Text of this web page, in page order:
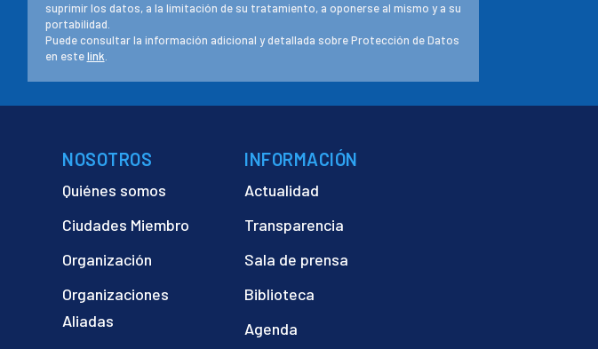
suprimir los datos, a la limitación de su tratamiento, a oponerse al mismo y a su
portabilidad.
Puede consultar la información adicional y detallada sobre Protección de Datos
en estelink
NOSOTROS
Quiénes somos
Ciudades Miembro
Organización
Organizaciones
Aliadas
INFORMACIÓN
Actualidad
Transparencia
Sala de prensa
Biblioteca
Agenda